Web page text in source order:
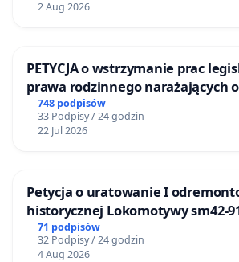
2 Aug 2026
PETYCJA o wstrzymanie prac
prawa rodzinnego
748 podpisów
33 Podpisy / 24 godzin
22 Jul 2026
Petycja o uratowanie I
historycznej Lokomotywy sm42-
71 podpisów
32 Podpisy / 24 godzin
4 Aug 2026